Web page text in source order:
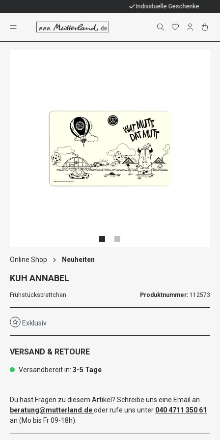
Individuelle Geschenke
Online Shop Neuheiten
KUH ANNABEL
Frühstücksbrettchen Produktnummer: 112573
Exklusiv
VERSAND & RETOURE
Versandbereit in: 3-5 Tage
Du hast Fragen zu diesem Artikel? Schreibe uns eine Email an
beratung@mutterland.deoder rufe uns unter 040 4711 350 61
an (Mo bis Fr 09-18h).